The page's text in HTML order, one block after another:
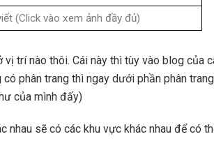
(Click vào xem ảnh đầy đủ)
trí nào thôi. Cái này thì tùy vào blog của
phân trang thì ngay dưới phần phân
của mình đấy)
nhau sẽ có các khu vực khác nhau để có